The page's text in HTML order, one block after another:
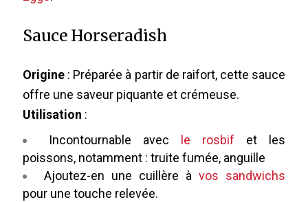
Sauce Horseradish
Origine : Préparée à partir de raifort, cette sauce
offre une saveur piquante et crémeuse.
Utilisation :
Incontournable avec
le rosbif et les
poissons, notamment : truite fumée, anguille
Ajoutez-en une cuillère à vos sandwichs
pour une touche relevée.